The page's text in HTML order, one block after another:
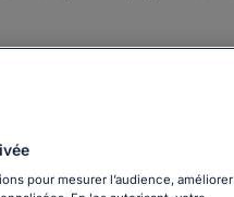
à jour au 07/08/2026
le jour de l'achat
en 24/48h max par
pour mesurer l’audience, améliorer